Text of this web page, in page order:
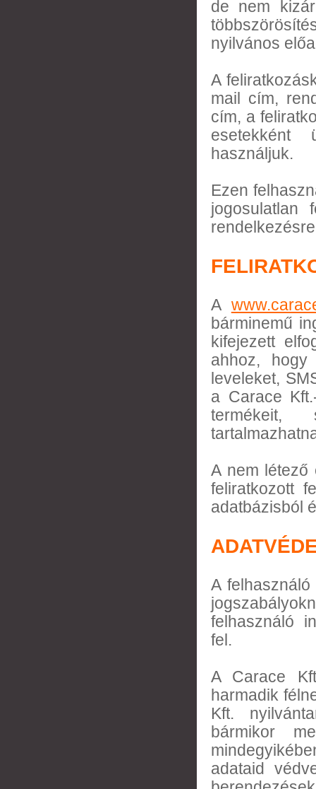
de nem
nyilvános
A
mail cím,
cím, a
esetekként
használjuk.
Ezen
jogosulatlan
A
bárminemű
kifejezett
ahhoz,
leveleket,
a Carace
termékeit,
A nem létező
feliratkozott
adatbázisból
A
felhasználó
fel.
A Carace
harmadik
Kft.
bármikor
adataid